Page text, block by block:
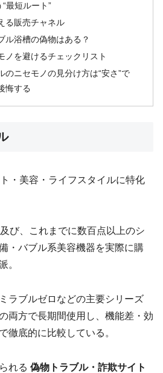
最短ルート”
る販売チャネル
ル浴槽の偽物はある？
ノを避けるチェックリスト
のニセモノの見分け方は“安さ”で
悔する
・美容・ライフスタイルに特化
び、これまでに数百点以上のシ
・バブル系美容機器を実際に購
。
ラブルゼロなどの主要シリーズ
両方で長期間使用し、機能差・効
徹底的に比較している。
れる 偽物トラブル・詐欺サイト